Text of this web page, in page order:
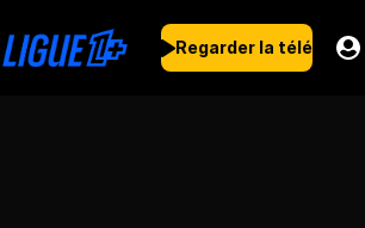
Regarder la télé